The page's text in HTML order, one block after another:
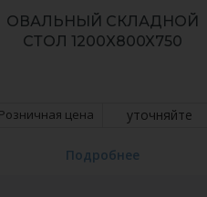
ОВАЛЬНЫЙ СКЛАДНОЙ
СТОЛ 1500X700X750
Розничная цена уточняйте
Подробнее